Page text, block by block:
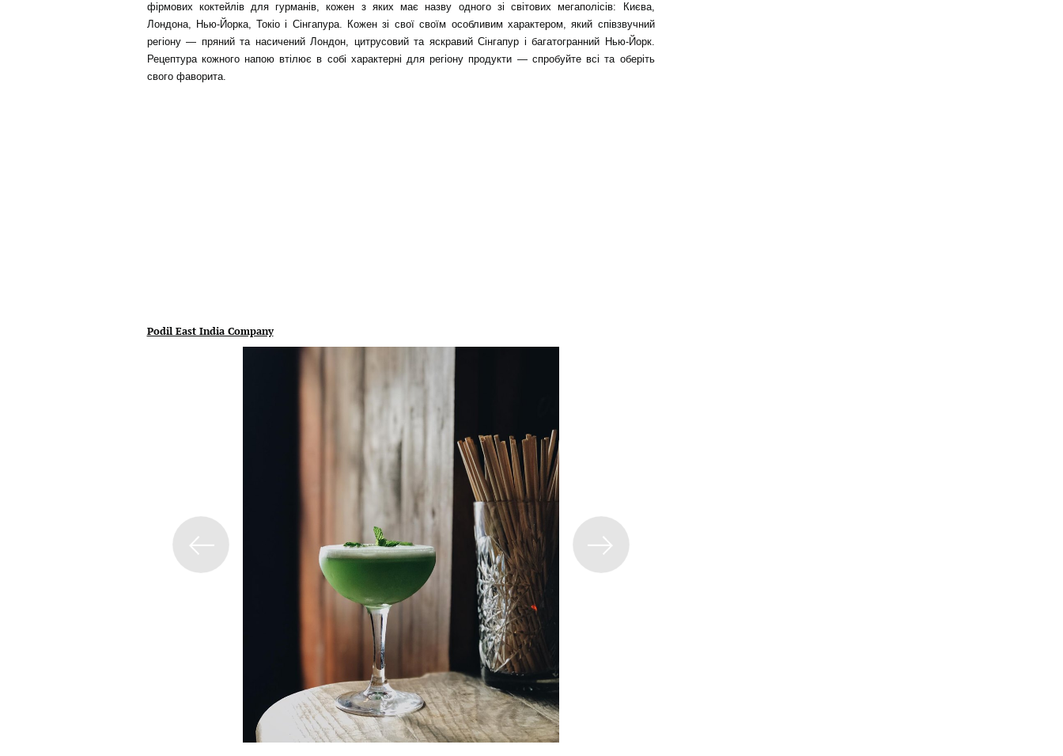
фірмових коктейлів для гурманів, кожен з яких має назву одного зі світових мегаполісів: Києва,
Лондона, Нью-Йорка, Токіо і Сінгапура. Кожен зі свої своїм особливим характером, який співзвучний
регіону — пряний та насичений Лондон, цитрусовий та яскравий Сінгапур і багатогранний Нью-Йорк.
Рецептура кожного напою втілює в собі характерні для регіону продукти — спробуйте всі та оберіть
свого фаворита.
Podil East India Company